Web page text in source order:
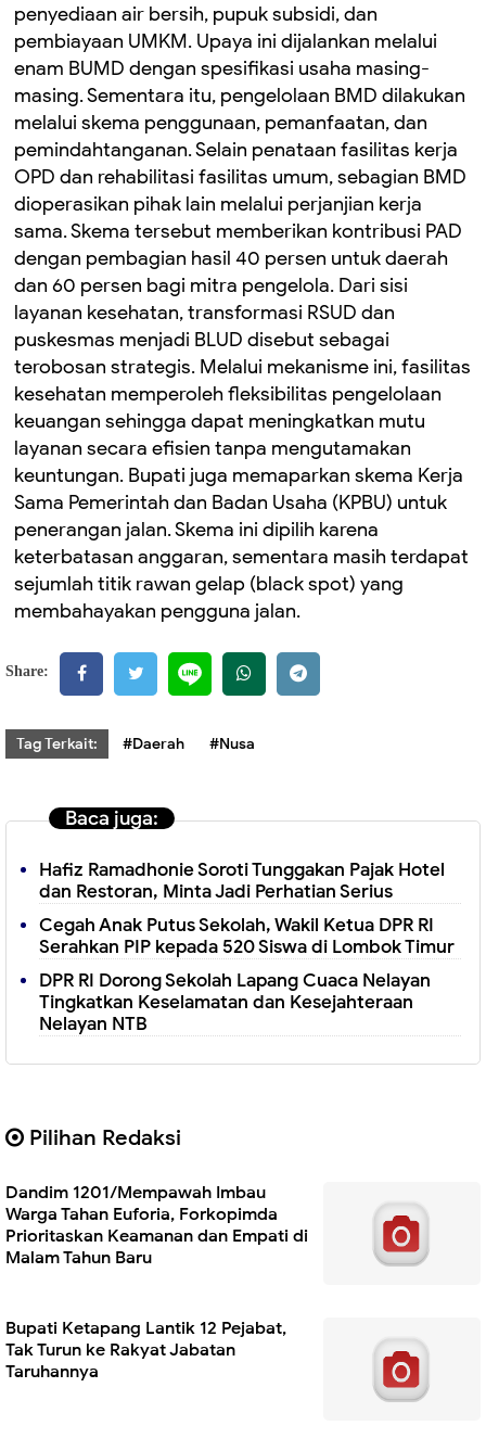
penyediaan air bersih, pupuk subsidi, dan
pembiayaan UMKM. Upaya ini dijalankan melalui
enam BUMD dengan spesifikasi usaha masing-
masing. ‎Sementara itu, pengelolaan BMD dilakukan
melalui skema penggunaan, pemanfaatan, dan
pemindahtanganan. Selain penataan fasilitas kerja
OPD dan rehabilitasi fasilitas umum, sebagian BMD
dioperasikan pihak lain melalui perjanjian kerja
sama. Skema tersebut memberikan kontribusi PAD
dengan pembagian hasil 40 persen untuk daerah
dan 60 persen bagi mitra pengelola. ‎Dari sisi
layanan kesehatan, transformasi RSUD dan
puskesmas menjadi BLUD disebut sebagai
terobosan strategis. Melalui mekanisme ini, fasilitas
kesehatan memperoleh fleksibilitas pengelolaan
keuangan sehingga dapat meningkatkan mutu
layanan secara efisien tanpa mengutamakan
keuntungan. ‎Bupati juga memaparkan skema Kerja
Sama Pemerintah dan Badan Usaha (KPBU) untuk
penerangan jalan. Skema ini dipilih karena
keterbatasan anggaran, sementara masih terdapat
sejumlah titik rawan gelap (black spot) yang
membahayakan pengguna jalan.
Share:
Tag Terkait: #Daerah #Nusa
Baca juga:
Hafiz Ramadhonie Soroti Tunggakan Pajak Hotel
dan Restoran, Minta Jadi Perhatian Serius
Cegah Anak Putus Sekolah, Wakil Ketua DPR RI
Serahkan PIP kepada 520 Siswa di Lombok Timur
DPR RI Dorong Sekolah Lapang Cuaca Nelayan
Tingkatkan Keselamatan dan Kesejahteraan
Nelayan NTB
Pilihan Redaksi
Dandim 1201/Mempawah Imbau
Warga Tahan Euforia, Forkopimda
Prioritaskan Keamanan dan Empati di
Malam Tahun Baru
Bupati Ketapang Lantik 12 Pejabat,
Tak Turun ke Rakyat Jabatan
Taruhannya